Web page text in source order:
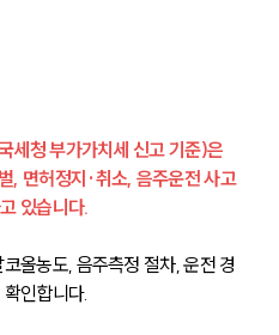
세청 부가가치세 신고 기준)은
, 면허정지·취소, 음주운전 사고
있습니다.
올농도, 음주측정 절차, 운전 경
인합니다.